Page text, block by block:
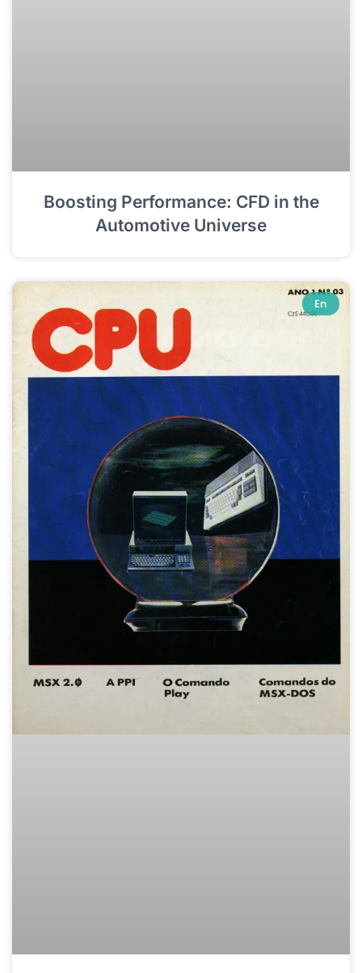
Boosting Performance: CFD in the
Automotive Universe
En